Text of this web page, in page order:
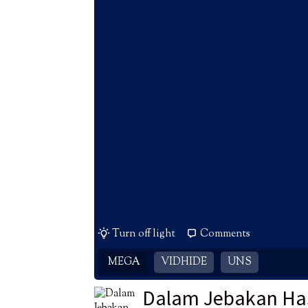
Turn off light
Comments
MEGA
VIDHIDE UNS
Dalam Jebakan